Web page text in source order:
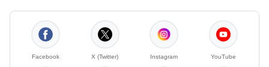
Facebook X (Twitter) Instagram YouTube